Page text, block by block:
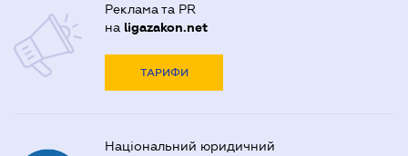
Реклама та PR
на ligazakon.net
ТАРИФИ
Національний юридичний